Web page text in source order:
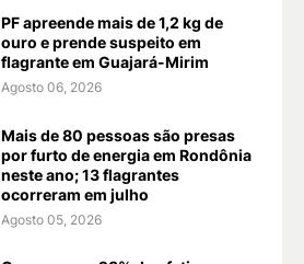
PF apreende mais de 1,2 kg de
ouro e prende suspeito em
flagrante em Guajará-Mirim
Agosto 06, 2026
Mais de 80 pessoas são presas
por furto de energia em Rondônia
neste ano; 13 flagrantes
ocorreram em julho
Agosto 05, 2026